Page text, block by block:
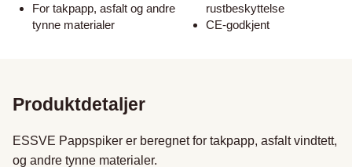
For takpapp, asfalt og andre
tynne materialer
rustbeskyttelse
CE-godkjent
Produktdetaljer
ESSVE Pappspiker er beregnet for takpapp, asfalt vindtett,
og andre tynne materialer.